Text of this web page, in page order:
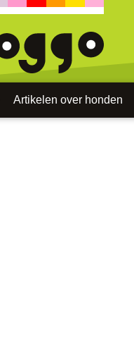
Artikelen over honden